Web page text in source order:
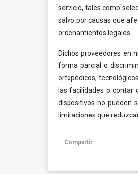
servicio, tales como
salvo por causas que
ordenamientos legales.
Dichos proveedores en
forma parcial o
ortopédicos,
las facilidades o contar
dispositivos no pueden
limitaciones que
Compartir: